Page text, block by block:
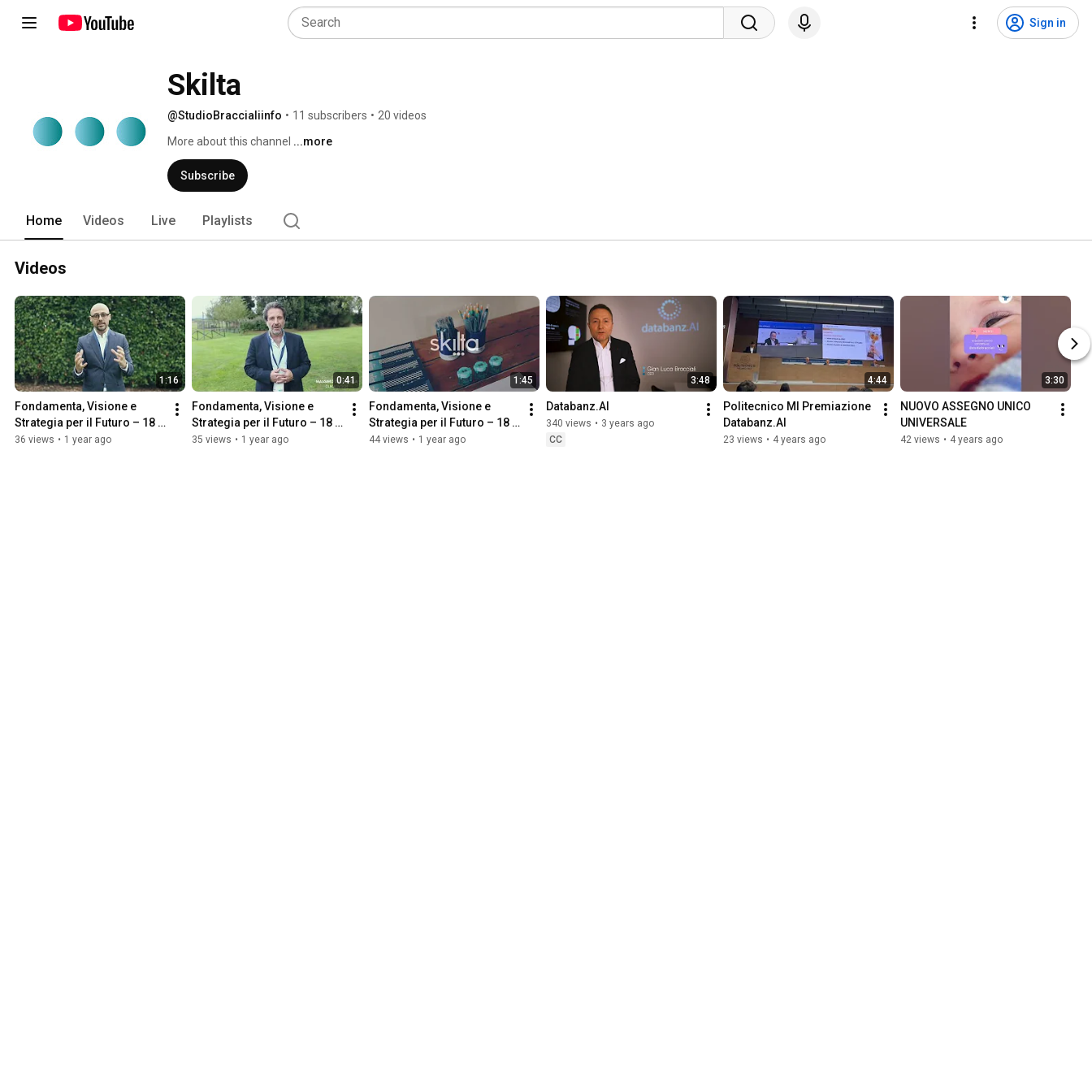
Sign in
Skilta
@StudioBraccialiinfo • 11 subscribers • 20 videos
More about this channel ...more
Subscribe
Home Videos Live Playlists
Videos
1:16
Fondamenta, Visione e
Strategia per il Futuro – 18
Settembre 2024 | Antonio
36 views • 1 year ago
0:41
Fondamenta, Visione e
Strategia per il Futuro – 18
Settembre 2024 | Massimo
35 views • 1 year ago
1:45
Fondamenta, Visione e
Strategia per il Futuro – 18
Settembre 2024 |
44 views • 1 year ago
3:48
Databanz.AI
340 views • 3 years ago
CC
4:44
Politecnico MI Premiazione
Databanz.AI
23 views • 4 years ago
3:30
NUOVO ASSEGNO UNICO
UNIVERSALE
42 views • 4 years ago